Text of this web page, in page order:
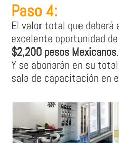
Paso 4:
El valor total que deberá
excelente oportunidad
$2,200 pesos Mexicanos.
Y se abonarán en su
sala de capacitación en